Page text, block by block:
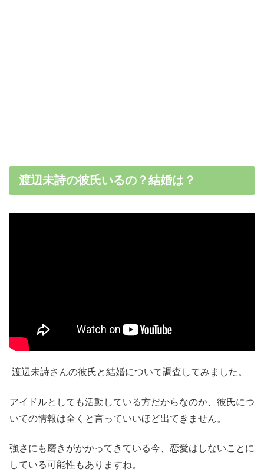
渡辺未詩の彼氏いるの？結婚は？
渡辺未詩さんの彼氏と結婚について調査してみました。
アイドルとしても活動している方だからなのか、彼氏につ
いての情報は全くと言っていいほど出てきません。
強さにも磨きがかかってきている今、恋愛はしないことに
している可能性もありますね。